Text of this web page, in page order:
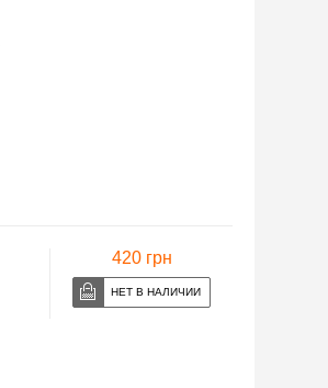
420 грн